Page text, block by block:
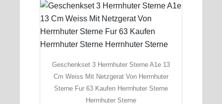
Geschenkset 3 Herrnhuter Sterne A1e 13
Cm Weiss Mit Netzgerat Von Herrnhuter
Sterne Fur 63 Kaufen Herrnhuter Sterne
Herrnhuter Sterne